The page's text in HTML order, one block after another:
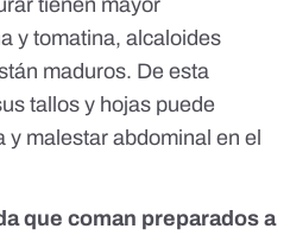
tienen mayor
y tomatina, alcaloides
maduros. De esta
tallos y hojas puede
malestar abdominal en el
que coman preparados a